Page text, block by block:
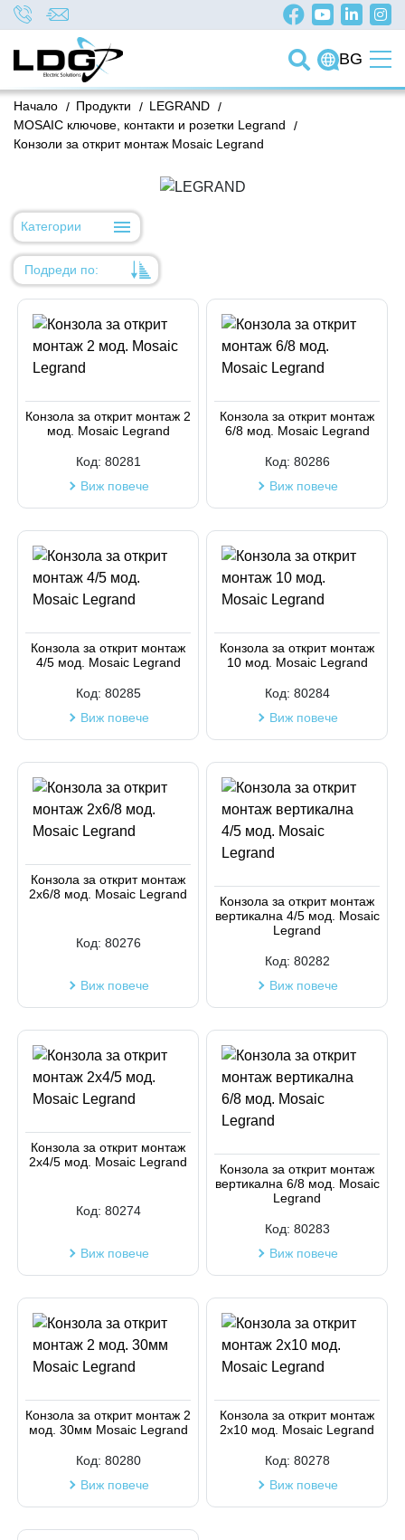
BG
/
Начало /
Продукти /
LEGRAND
/
MOSAIC ключове, контакти и розетки Legrand
Конзоли за открит монтаж Mosaic Legrand
Категории
Подреди по:
Име
Код на артикул
Код на артикул
Конзола за открит монтаж 2
мод. Mosaic Legrand
Код: 80281
Виж повече
Конзола за открит монтаж
6/8 мод. Mosaic Legrand
Код: 80286
Виж повече
Конзола за открит монтаж
4/5 мод. Mosaic Legrand
Код: 80285
Виж повече
Конзола за открит монтаж
10 мод. Mosaic Legrand
Код: 80284
Виж повече
Конзола за открит монтаж
2х6/8 мод. Mosaic Legrand
Код: 80276
Виж повече
Конзола за открит монтаж
вертикална 4/5 мод. Mosaic
Legrand
Код: 80282
Виж повече
Конзола за открит монтаж
2х4/5 мод. Mosaic Legrand
Код: 80274
Виж повече
Конзола за открит монтаж
вертикална 6/8 мод. Mosaic
Legrand
Код: 80283
Виж повече
Конзола за открит монтаж 2
мод. 30мм Mosaic Legrand
Код: 80280
Виж повече
Конзола за открит монтаж
2х10 мод. Mosaic Legrand
Код: 80278
Виж повече